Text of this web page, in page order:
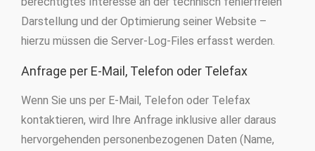
Darstellung und der Optimierung seiner Website –
hierzu müssen die Server-Log-Files erfasst werden.
Anfrage per E-Mail, Telefon oder Telefax
Wenn Sie uns per E-Mail, Telefon oder Telefax
kontaktieren, wird Ihre Anfrage inklusive aller daraus
hervorgehenden personenbezogenen Daten (Name,